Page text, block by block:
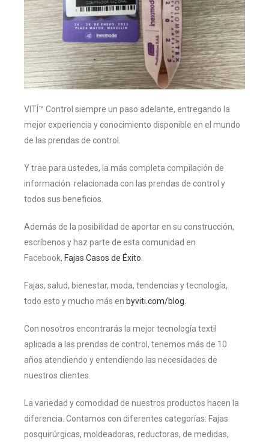
VITÍ™ Control siempre un paso adelante, entregando la
mejor experiencia y conocimiento disponible en el mundo
de las prendas de control.
Y trae para ustedes, la más completa compilación de
información relacionada con las prendas de control y
todos sus beneficios.
Además de la posibilidad de aportar en su construcción,
escríbenos y haz parte de esta comunidad en
Facebook, Fajas Casos de Éxito.
Fajas, salud, bienestar, moda, tendencias y tecnología,
todo esto y mucho más en byviti.com/blog.
Con nosotros encontrarás la mejor tecnología textil
aplicada a las prendas de control, tenemos más de 10
años atendiendo y entendiendo las necesidades de
nuestros clientes.
La variedad y comodidad de nuestros productos hacen la
diferencia. Contamos con diferentes categorías: Fajas
posquirúrgicas, moldeadoras, reductoras, de medidas,